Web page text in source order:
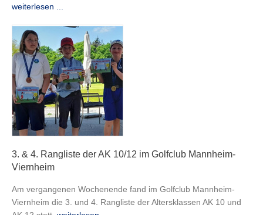
weiterlesen ...
3. & 4. Rangliste der AK 10/12 im Golfclub Mannheim-
Viernheim
Am vergangenen Wochenende fand im Golfclub Mannheim-
Viernheim die 3. und 4. Rangliste der Altersklassen AK 10 und